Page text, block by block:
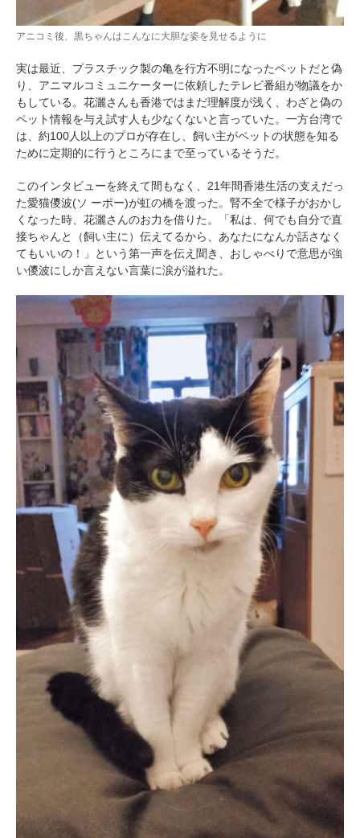
アニコミ後、黒ちゃんはこんなに大胆な姿を見せるように
実は最近、プラスチック製の亀を行方不明になったペットだと偽
り、アニマルコミュニケーターに依頼したテレビ番組が物議をか
もしている。花灑さんも香港ではまだ理解度が浅く、わざと偽の
ペット情報を与え試す人も少なくないと言っていた。一方台湾で
は、約100人以上のプロが存在し、飼い主がペットの状態を知る
ために定期的に行うところにまで至っているそうだ。
このインタビューを終えて間もなく、21年間香港生活の支えだっ
た愛猫儍波(ソ ーポー)が虹の橋を渡った。腎不全で様子がおかし
くなった時、花灑さんのお力を借りた。「私は、何でも自分で直
接ちゃんと（飼い主に）伝えてるから、あなたになんか話さなく
てもいいの！」という第一声を伝え聞き、おしゃべりで意思が強
い儍波にしか言えない言葉に涙が溢れた。
閉じる
pecodogs
いぬ部をフォロー
pecocats
ねこ部をフォロー
PECOアプリをダウンロード済みの方
アプリで開く
アプリをダウンロードする